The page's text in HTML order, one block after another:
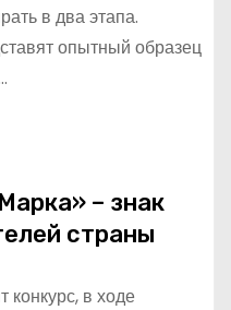
в два этапа.
опытный образец
– знак
страны
в ходе